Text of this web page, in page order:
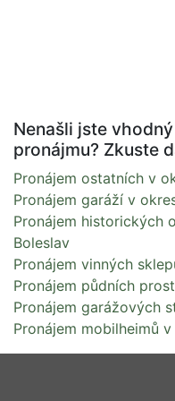
Nenašli jste
pronájmu? Zkuste
Pronájem ostatních v
Pronájem garáží v
Pronájem historických
Boleslav
Pronájem vinných
Pronájem půdních
Pronájem garážových
Pronájem mobilheimů